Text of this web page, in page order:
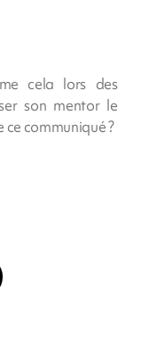
cela lors des
son mentor le
ce communiqué ?